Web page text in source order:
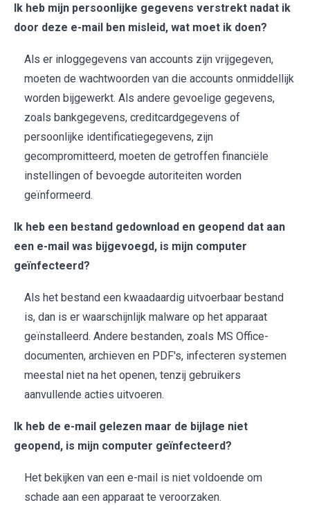
Ik heb mijn persoonlijke gegevens verstrekt nadat ik
door deze e-mail ben misleid, wat moet ik doen?
Als er inloggegevens van accounts zijn vrijgegeven,
moeten de wachtwoorden van die accounts onmiddellijk
worden bijgewerkt. Als andere gevoelige gegevens,
zoals bankgegevens, creditcardgegevens of
persoonlijke identificatiegegevens, zijn
gecompromitteerd, moeten de getroffen financiële
instellingen of bevoegde autoriteiten worden
geïnformeerd.
Ik heb een bestand gedownload en geopend dat aan
een e-mail was bijgevoegd, is mijn computer
geïnfecteerd?
Als het bestand een kwaadaardig uitvoerbaar bestand
is, dan is er waarschijnlijk malware op het apparaat
geïnstalleerd. Andere bestanden, zoals MS Office-
documenten, archieven en PDF's, infecteren systemen
meestal niet na het openen, tenzij gebruikers
aanvullende acties uitvoeren.
Ik heb de e-mail gelezen maar de bijlage niet
geopend, is mijn computer geïnfecteerd?
Het bekijken van een e-mail is niet voldoende om
schade aan een apparaat te veroorzaken.